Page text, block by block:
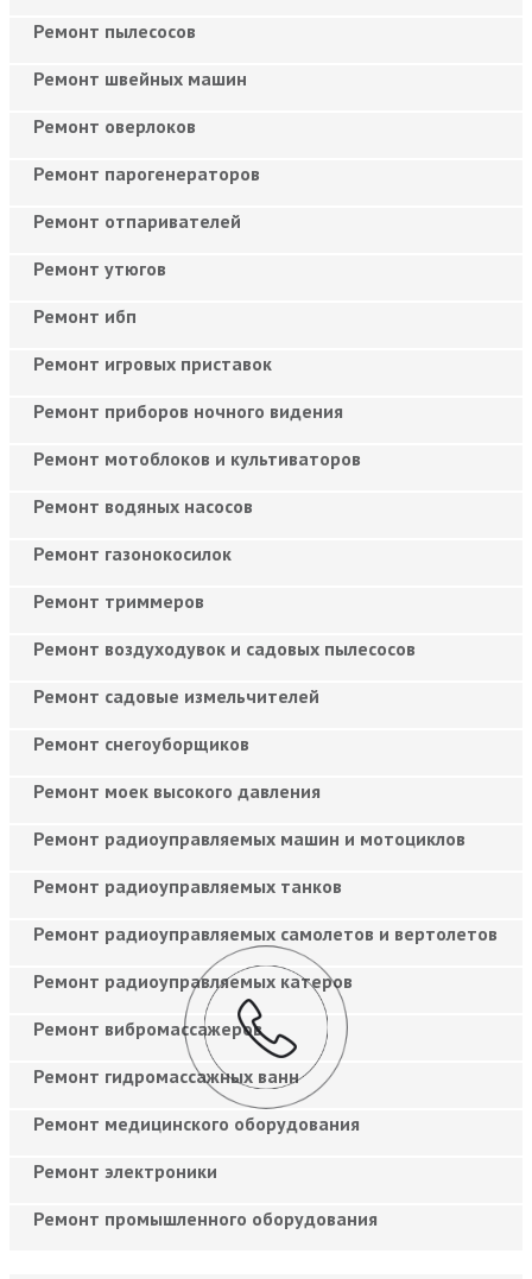
Ремонт пылесосов
Ремонт швейных машин
Ремонт оверлоков
Ремонт парогенераторов
Ремонт отпаривателей
Ремонт утюгов
Ремонт ибп
Ремонт игровых приставок
Ремонт приборов ночного видения
Ремонт мотоблоков и культиваторов
Ремонт водяных насосов
Ремонт газонокосилок
Ремонт триммеров
Ремонт воздуходувок и садовых пылесосов
Ремонт садовые измельчителей
Ремонт снегоуборщиков
Ремонт моек высокого давления
Ремонт радиоуправляемых машин и мотоциклов
Ремонт радиоуправляемых танков
Ремонт радиоуправляемых самолетов и вертолетов
Ремонт радиоуправляемых катеров
Ремонт вибромассажеров
Ремонт гидромассажных ванн
Ремонт медицинского оборудования
Ремонт электроники
Ремонт промышленного оборудования